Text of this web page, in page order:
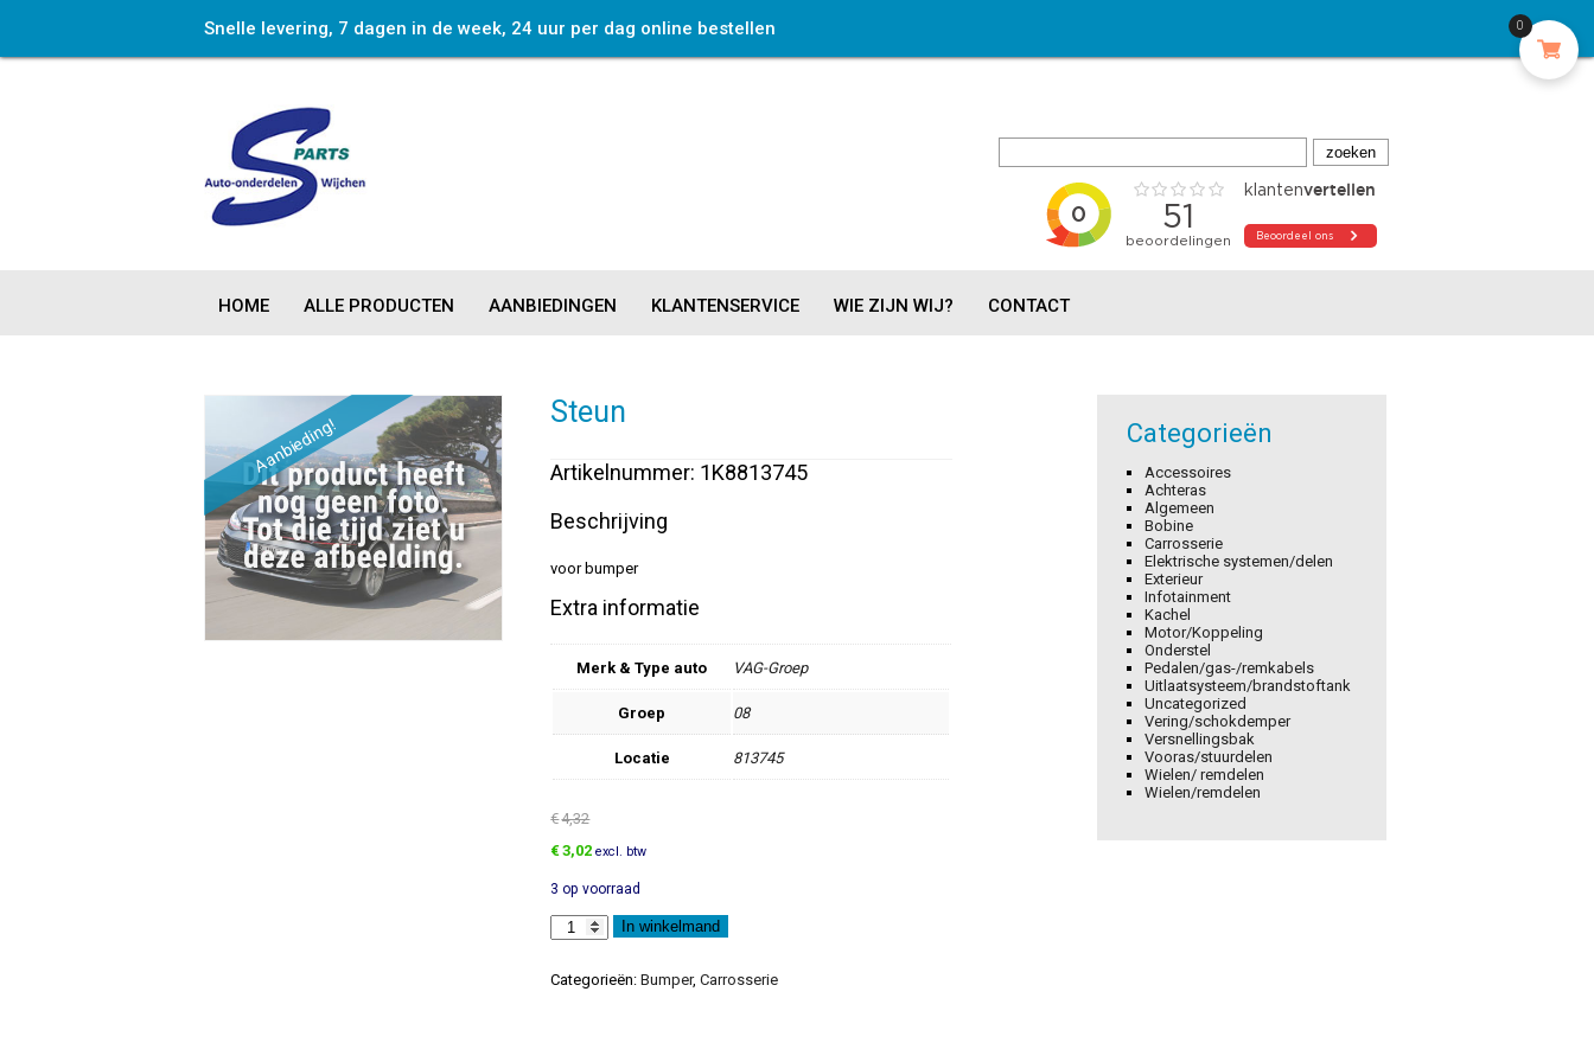
Snelle levering, 7 dagen in de week, 24 uur per dag online bestellen
HOME ALLE PRODUCTEN AANBIEDINGEN KLANTENSERVICE WIE ZIJN WIJ? CONTACT
Aanbieding!
Steun
Artikelnummer: 1K8813745
Beschrijving
voor bumper
Extra informatie
Merk & Type auto VAG-Groep
Groep 08
Locatie 813745
€4,32
Oorspronkelijke
was:
€4,32.
€3,02Huidige
is:
€3,02.
excl. btw
3 op voorraad
Steun
aantal
In winkelmand
Categorieën:Bumper,Carrosserie
Categorieën
Accessoires
Achteras
Algemeen
Bobine
Carrosserie
Elektrische systemen/delen
Exterieur
Infotainment
Kachel
Motor/Koppeling
Onderstel
Pedalen/gas-/remkabels
Uitlaatsysteem/brandstoftank
Uncategorized
Vering/schokdemper
Versnellingsbak
Vooras/stuurdelen
Wielen/ remdelen
Wielen/remdelen
0